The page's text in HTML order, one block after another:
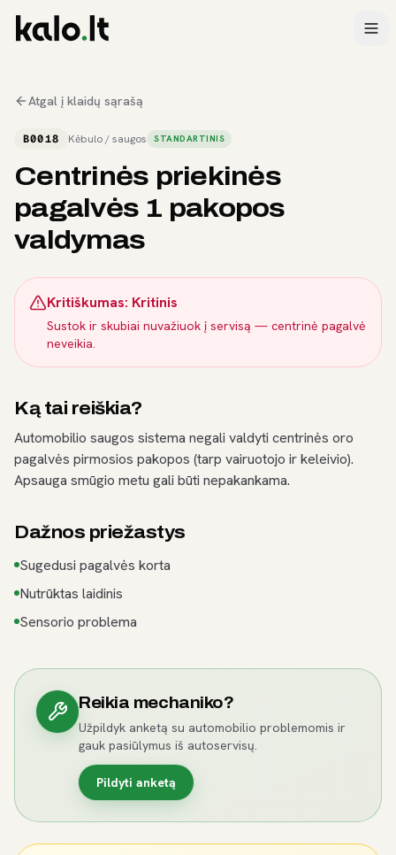
Atgal į klaidų sąrašą
B0018 Kėbulo / saugos STANDARTINIS
Centrinės priekinės
pagalvės 1 pakopos
valdymas
Kritiškumas: Kritinis
Sustok ir skubiai nuvažiuok į servisą — centrinė pagalvė
neveikia.
Ką tai reiškia?
Automobilio saugos sistema negali valdyti centrinės oro
pagalvės pirmosios pakopos (tarp vairuotojo ir keleivio).
Apsauga smūgio metu gali būti nepakankama.
Dažnos priežastys
Sugedusi pagalvės korta
Nutrūktas laidinis
Sensorio problema
Reikia mechaniko?
Užpildyk anketą su automobilio problemomis ir
gauk pasiūlymus iš autoservisų.
Pildyti anketą